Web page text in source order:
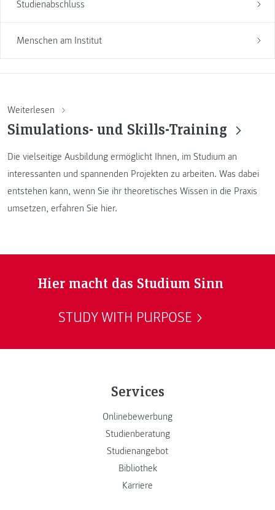
Studienabschluss
Menschen am Institut
Weiterlesen
Simulations- und Skills-Training
Die vielseitige Ausbildung ermöglicht Ihnen, im Studium an
interessanten und spannenden Projekten zu arbeiten. Was dabei
entstehen kann, wenn Sie ihr theoretisches Wissen in die Praxis
umsetzen, erfahren Sie hier.
Hier macht das Studium Sinn
STUDY WITH PURPOSE
Services
Onlinebewerbung
Studienberatung
Studienangebot
Bibliothek
Karriere